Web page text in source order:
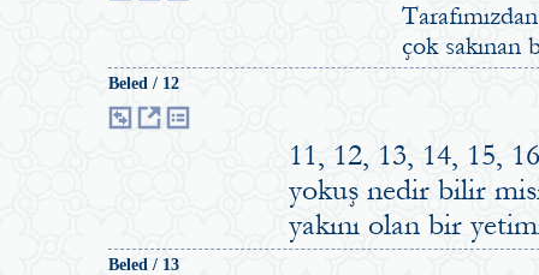
çok sakınan
Beled / 12
11, 12, 13, 14, 15,
yokuş nedir bilir
yakını olan bir
Beled / 13